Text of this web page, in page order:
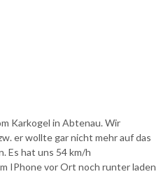
Karkogel in Abtenau. Wir
er wollte gar nicht mehr auf das
Es hat uns 54 km/h
IPhone vor Ort noch runter laden